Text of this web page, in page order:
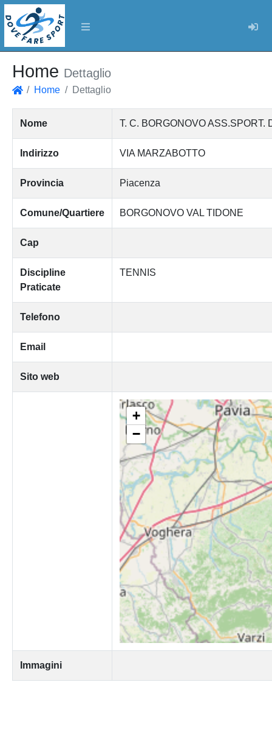
Home Dettaglio
Home Dettaglio
Nome T. C. BORGONOVO ASS.SPORT.
Indirizzo VIA MARZABOTTO
Provincia Piacenza
Comune/Quartiere BORGONOVO VAL TIDONE
Cap
Discipline
Praticate
TENNIS
Telefono
Email
Sito web
+
−
Immagini